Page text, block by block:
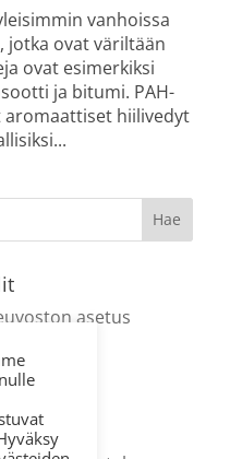
vanhoissa
jotka ovat väriltään
ovat esimerkiksi
ja bitumi. PAH-
aromaattiset hiilivedyt
asetus
tietoa